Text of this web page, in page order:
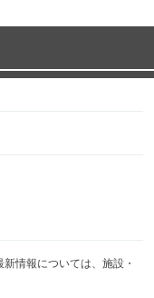
情報については、施設・